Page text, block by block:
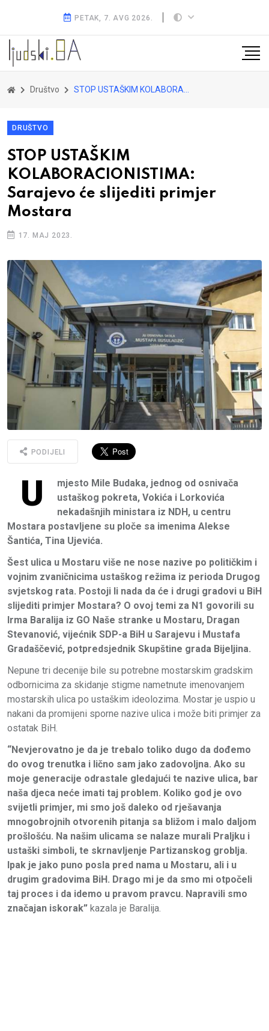
PETAK, 7. AVG 2026.
Društvo STOP USTAŠKIM KOLABORACIONISTIMA: Sarajevo će slijediti primjer Mostara
DRUŠTVO
STOP USTAŠKIM
KOLABORACIONISTIMA:
Sarajevo će slijediti primjer
Mostara
17. MAJ 2023.
PODIJELI
U
mjesto Mile Budaka, jednog od osnivača
ustaškog pokreta, Vokića i Lorkovića
nekadašnjih ministara iz NDH, u centru
Mostara postavljene su ploče sa imenima Alekse
Šantića, Tina Ujevića.
Šest ulica u Mostaru više ne nose nazive po političkim i
vojnim zvaničnicima ustaškog režima iz perioda Drugog
svjetskog rata. Postoji li nada da će i drugi gradovi u BiH
slijediti primjer Mostara? O ovoj temi za N1 govorili su
Irma Baralija iz GO Naše stranke u Mostaru, Dragan
Stevanović, vijećnik SDP-a BiH u Sarajevu i Mustafa
Gradaščević, potpredsjednik Skupštine grada Bijeljina.
Nepune tri decenije bile su potrebne mostarskim gradskim
odbornicima za skidanje stigme nametnute imenovanjem
mostarskih ulica po ustaškim ideolozima. Mostar je uspio u
nakani da promijeni sporne nazive ulica i može biti primjer za
ostatak BiH.
“Nevjerovatno je da je trebalo toliko dugo da dođemo
do ovog trenutka i lično sam jako zadovoljna. Ako su
moje generacije odrastale gledajući te nazive ulica, bar
naša djeca neće imati taj problem. Koliko god je ovo
svijetli primjer, mi smo još daleko od rješavanja
mnogobrojnih otvorenih pitanja sa bližom i malo daljom
prošlošću. Na našim ulicama se nalaze murali Praljku i
ustaški simboli, te skrnavljenje Partizanskog groblja.
Ipak je jako puno posla pred nama u Mostaru, ali i u
drugim gradovima BiH. Drago mi je da smo mi otpočeli
taj proces i da idemo u pravom pravcu. Napravili smo
značajan iskorak” kazala je Baralija.